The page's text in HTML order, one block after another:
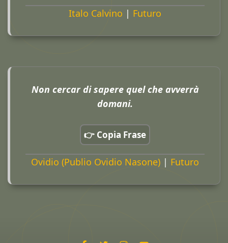
Italo Calvino | Futuro
Non cercar di sapere quel che avverrà
domani.
👉 Copia Frase
Ovidio (Publio Ovidio Nasone) | Futuro